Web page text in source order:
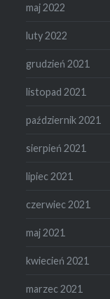
maj 2022
luty 2022
grudzień 2021
listopad 2021
październik 2021
sierpień 2021
lipiec 2021
czerwiec 2021
maj 2021
kwiecień 2021
marzec 2021